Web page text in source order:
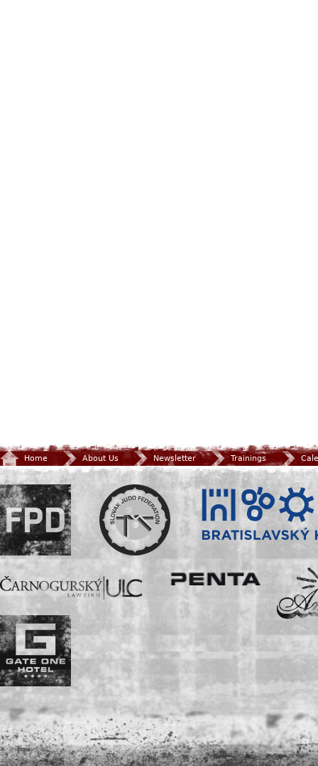
Home About Us Newsletter Trainings